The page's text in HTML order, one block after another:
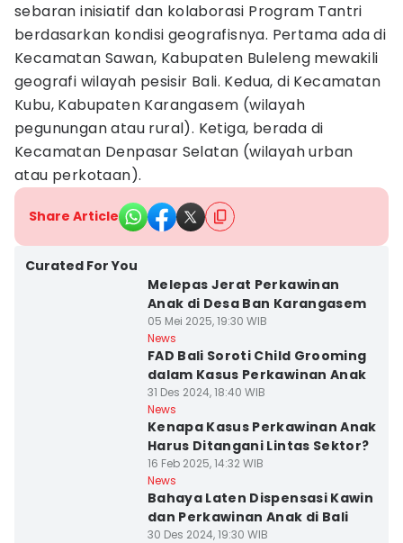
sebaran inisiatif dan kolaborasi Program Tantri
berdasarkan kondisi geografisnya. Pertama ada di
Kecamatan Sawan, Kabupaten Buleleng mewakili
geografi wilayah pesisir Bali. Kedua, di Kecamatan
Kubu, Kabupaten Karangasem (wilayah
pegunungan atau rural). Ketiga, berada di
Kecamatan Denpasar Selatan (wilayah urban
atau perkotaan).
Share Article
Curated For You
Melepas Jerat Perkawinan
Anak di Desa Ban Karangasem
05 Mei 2025, 19:30 WIB
News
FAD Bali Soroti Child Grooming
dalam Kasus Perkawinan Anak
31 Des 2024, 18:40 WIB
News
Kenapa Kasus Perkawinan Anak
Harus Ditangani Lintas Sektor?
16 Feb 2025, 14:32 WIB
News
Bahaya Laten Dispensasi Kawin
dan Perkawinan Anak di Bali
30 Des 2024, 19:30 WIB